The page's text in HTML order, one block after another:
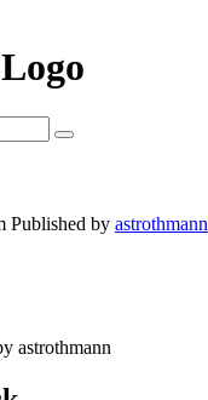
Published by astrothmann
astrothmann